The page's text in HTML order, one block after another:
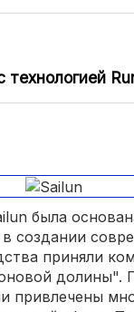
была
создании
приняли
долины".
привлечены